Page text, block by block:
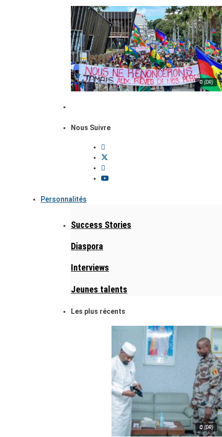
© (DR)
Nous Suivre
Personnalités
Success Stories
Diaspora
Interviews
Jeunes talents
Les plus récents
© (DR)